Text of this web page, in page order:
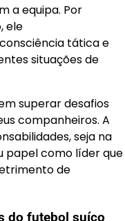
a equipa. Por
ele
tática e
situações de
superar desafios
companheiros. A
seja na
papel como líder que
de
do futebol suíço